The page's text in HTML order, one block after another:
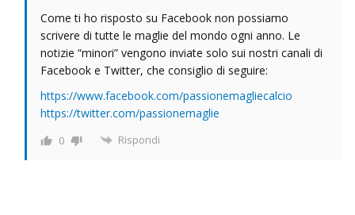
Come ti ho risposto su Facebook non possiamo
scrivere di tutte le maglie del mondo ogni anno. Le
notizie “minori” vengono inviate solo sui nostri canali di
Facebook e Twitter, che consiglio di seguire:
https://www.facebook.com/passionemagliecalcio
https://twitter.com/passionemaglie
0 Rispondi